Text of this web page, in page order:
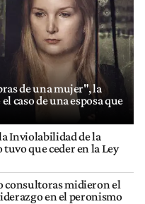
de una mujer", la
caso de una esposa que
Inviolabilidad de la
que ceder en la Ley
consultoras midieron el
en el peronismo